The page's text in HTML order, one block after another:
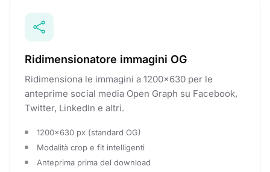
Ridimensionatore immagini OG
Ridimensiona le immagini a 1200×630 per le
anteprime social media Open Graph su Facebook,
Twitter, LinkedIn e altri.
1200×630 px (standard OG)
Modalità crop e fit intelligenti
Anteprima prima del download